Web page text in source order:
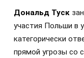
Дональд Туск
участия Польши в
категорически
прямой угрозы со